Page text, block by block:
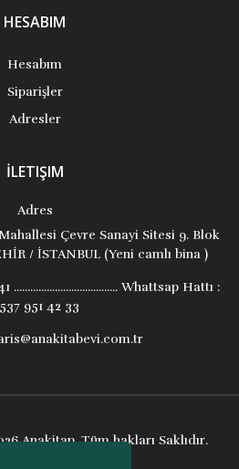
HESABIM
Hesabım
Siparişler
Adresler
İLETIŞIM
Adres
Çevre Sanayi Sitesi 9. Blok
/ İSTANBUL (Yeni camlı bina )
Whattsap Hattı :
951 42 33
Anakitap. Tüm hakları Saklıdır.